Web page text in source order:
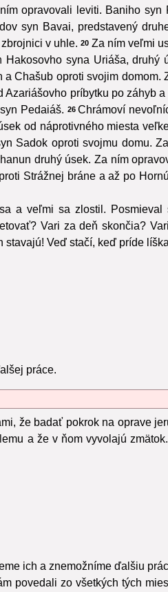
opravovali leviti. Baniho syn
syn Bavai, predstavený
v uhle. 20 Za ním veľmi
Hakosovho syna Uriáša,
Chašub oproti svojim domom.
príbytku po záhyb a
Pedaiáš. 26 Chrámoví
od náprotivného miesta
Sadok oproti svojmu domu.
druhý úsek. Za ním
Strážnej bráne a až po
a veľmi sa zlostil. Posmieval
Vari za deň skončia?
Veď stačí, keď príde
práce.
že badať pokrok na oprave
a že v ňom vyvolajú zmätok.
ich a znemožníme ďalšiu
povedali zo všetkých tých